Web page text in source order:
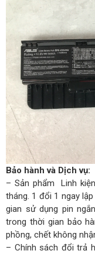
Bảo hành và Dịch vụ:
– Sản phẩm Linh
tháng. 1 đổi 1 ngay
gian sử dụng pin
trong thời gian bảo
phồng, chết không
– Chính sách đổi trả